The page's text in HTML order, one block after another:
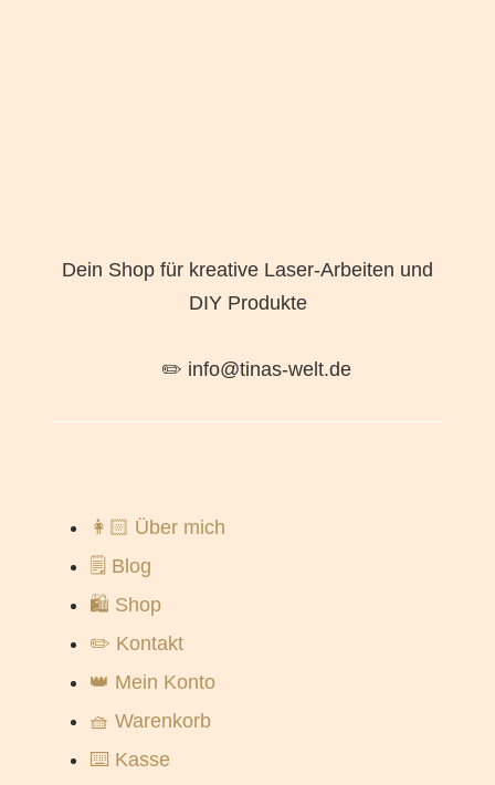
Dein Shop für kreative Laser-Arbeiten und
DIY Produkte
✏️ info@tinas-welt.de
👩🏻 Über mich
🗒️ Blog
🛍️ Shop
✏️ Kontakt
👑 Mein Konto
🧺 Warenkorb
⌨️ Kasse